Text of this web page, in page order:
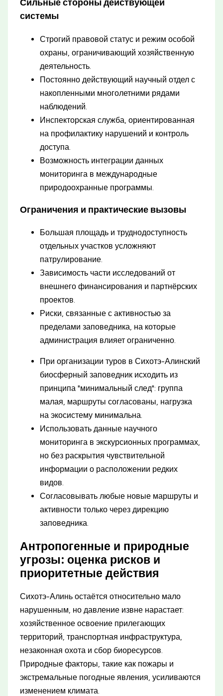
Сильные стороны действующей
системы
Строгий правовой статус и режим особой
охраны, ограничивающий хозяйственную
деятельность.
Постоянно действующий научный отдел с
накопленными многолетними рядами
наблюдений.
Инспекторская служба, ориентированная
на профилактику нарушений и контроль
доступа.
Возможность интеграции данных
мониторинга в международные
природоохранные программы.
Ограничения и практические вызовы
Большая площадь и труднодоступность
отдельных участков усложняют
патрулирование.
Зависимость части исследований от
внешнего финансирования и партнёрских
проектов.
Риски, связанные с активностью за
пределами заповедника, на которые
администрация влияет ограниченно.
При организации туров в Сихотэ-Алинский
биосферный заповедник исходить из
принципа "минимальный след": группа
малая, маршруты согласованы, нагрузка
на экосистему минимальна.
Использовать данные научного
мониторинга в экскурсионных программах,
но без раскрытия чувствительной
информации о расположении редких
видов.
Согласовывать любые новые маршруты и
активности только через дирекцию
заповедника.
Антропогенные и природные
угрозы: оценка рисков и
приоритетные действия
Сихотэ-Алинь остаётся относительно мало
нарушенным, но давление извне нарастает:
хозяйственное освоение прилегающих
территорий, транспортная инфраструктура,
незаконная охота и сбор биоресурсов.
Природные факторы, такие как пожары и
экстремальные погодные явления, усиливаются
изменением климата.